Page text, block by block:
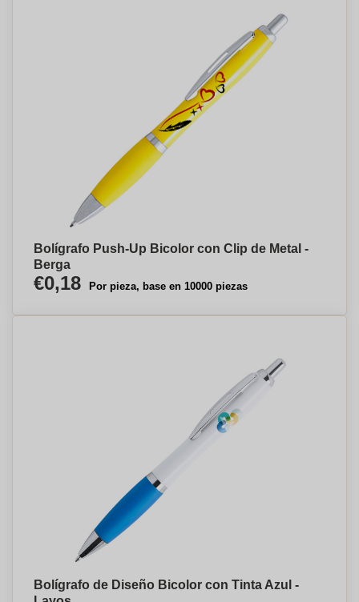
Bolígrafo Push-Up Bicolor con Clip de Metal -
Berga
€0,18 Por pieza, base en 10000 piezas
Bolígrafo de Diseño Bicolor con Tinta Azul -